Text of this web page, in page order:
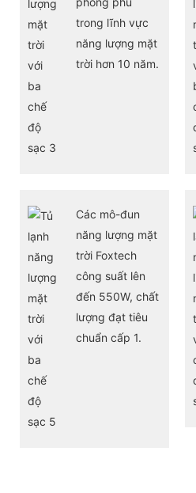
trong lĩnh vực
năng lượng mặt
trời hơn 10 năm.
Các mô-đun
năng lượng mặt
trời Foxtech
công suất lên
đến 550W, chất
lượng đạt tiêu
chuẩn cấp 1.